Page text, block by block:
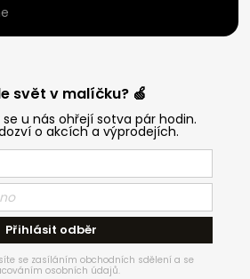
svět v malíčku? 🍏
u nás ohřejí sotva pár hodin.
o akcích a výprodejích.
Přihlásit odběr
se zasíláním obchodních sdělení a se
osobních údajů.